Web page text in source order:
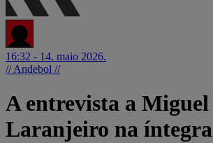
16:32 - 14. maio 2026.
// Andebol //
A entrevista a Miguel
Laranjeiro na íntegra